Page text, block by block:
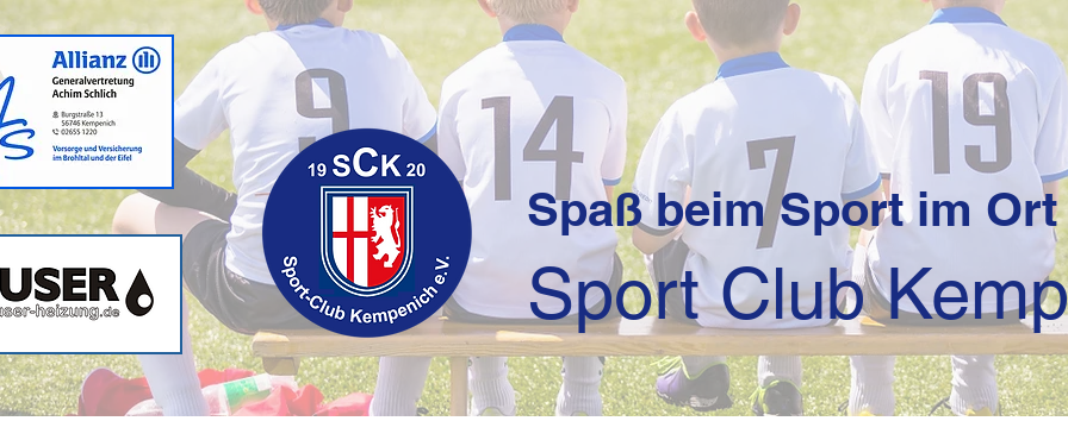
Spaß beim Sport im Ort
Sport Club